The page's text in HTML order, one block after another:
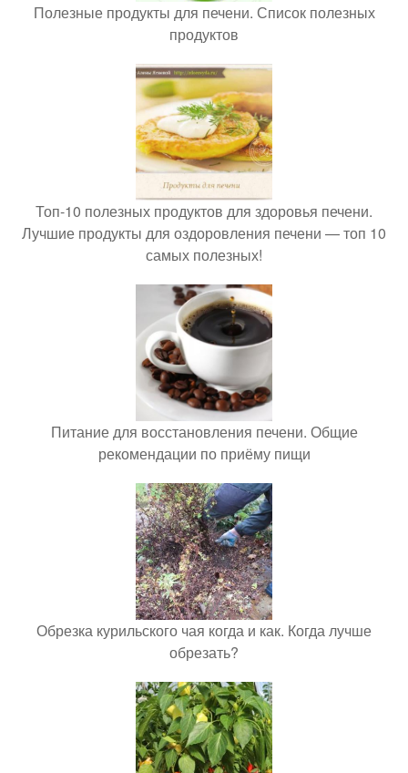
Полезные продукты для печени. Список полезных
продуктов
Топ-10 полезных продуктов для здоровья печени.
Лучшие продукты для оздоровления печени — топ 10
самых полезных!
Питание для восстановления печени. Общие
рекомендации по приёму пищи
Обрезка курильского чая когда и как. Когда лучше
обрезать?